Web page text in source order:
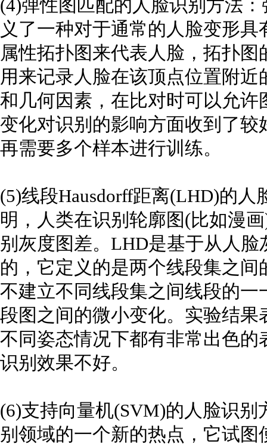
(4)弹性图匹配的人脸识别方法
义了一种对于通常的人脸变形
属性拓扑图来代表人脸，拓扑
用来记录人脸在该顶点位置附
和几何因素，在比对时可以允
变化对识别的影响方面收到了
再需要多个样本进行训练。
(5)线段Hausdorff距离(LHD)的
明，人类在识别轮廓图(比如漫
别灰度图差。LHD是基于从人
的，它定义的是两个线段集之
不建立不同线段集之间线段的
段图之间的微小变化。实验结
不同姿态情况下都有非常出色
识别效果不好。
(6)支持向量机(SVM)的人脸识
别领域的一个新的热点，它试